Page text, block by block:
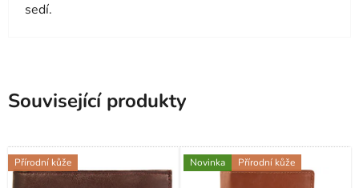
sedí.
Související produkty
Přírodní kůže Novinka Přírodní kůže